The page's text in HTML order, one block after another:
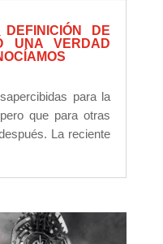
DE
UNA VERDAD
para la
que para otras
La reciente